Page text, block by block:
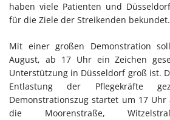
haben viele Patienten und
für die Ziele der Streikenden bekundet.
Mit einer großen Demonstration
August, ab 17 Uhr ein Zeichen
Unterstützung in Düsseldorf groß ist.
Entlastung der Pflegekräfte
Demonstrationszug startet um 17
die Moorenstraße,